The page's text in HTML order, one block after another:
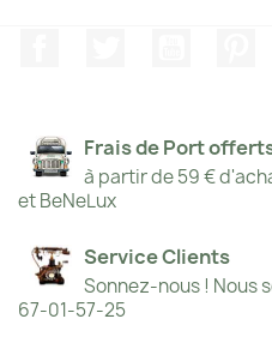
Frais de Port
à partir de 59 €
et BeNeLux
Service Clients
Sonnez-nous ! Nous
67-01-57-25